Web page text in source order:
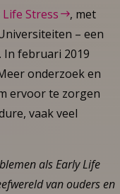
Life Stress
, met
– een
In februari 2019
onderzoek en
ervoor te zorgen
vaak veel
als Early Life
van ouders en